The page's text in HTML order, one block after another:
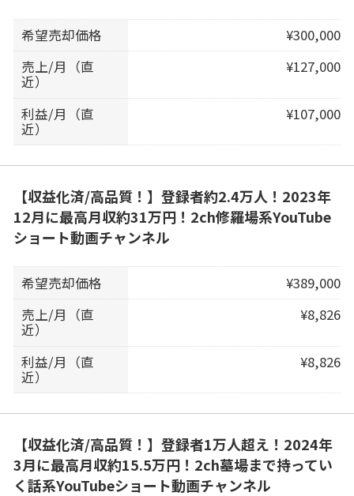
希望売却価格
¥300,000
売上/月（直
近）
¥127,000
利益/月（直
近）
¥107,000
【収益化済/高品質！】登録者約2.4万人！2023年
12月に最高月収約31万円！2ch修羅場系YouTube
ショート動画チャンネル
希望売却価格
¥389,000
売上/月（直
近）
¥8,826
利益/月（直
近）
¥8,826
【収益化済/高品質！】登録者1万人超え！2024年
3月に最高月収約15.5万円！2ch墓場まで持ってい
く話系YouTubeショート動画チャンネル